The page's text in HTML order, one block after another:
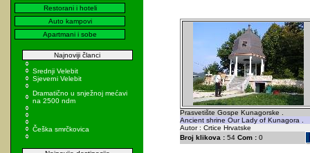
Restorani i hoteli
Auto kampovi
Apartmani i sobe
Najnoviji članci
Srednji Velebit
Sjeverni Velebit
Dramatično u snježnoj mećavi
na 2500 ndm
Češka smrčkovica
Prasvetište Gospe Kunagorske .
Ancient shrine Our Lady of Kunagora .
Autor : Crtice Hrvatske
Broj klikova :54 Com :0